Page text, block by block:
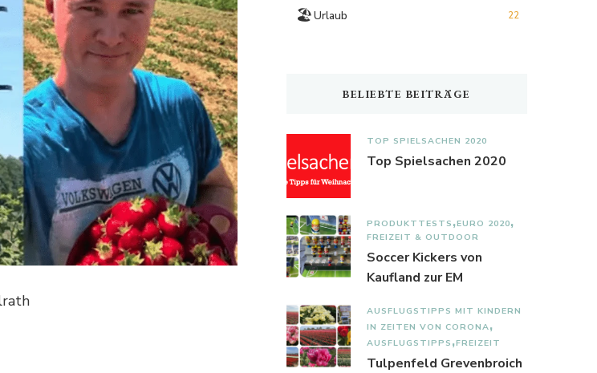
🏖️Urlaub 22
BELIEBTE BEITRÄGE
TOP SPIELSACHEN 2020
Top Spielsachen 2020
PRODUKTTESTS EURO 2020
FREIZEIT & OUTDOOR
Soccer Kickers von
Kaufland zur EM
AUSFLUGSTIPPS MIT KINDERN
IN ZEITEN VON CORONA
AUSFLUGSTIPPS FREIZEIT
Tulpenfeld Grevenbroich